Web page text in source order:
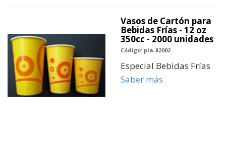
Vasos de Cartón para
Bebidas Frías - 12 oz
350cc - 2000 unidades
Código: pla-82002
Especial Bebidas Frías
Saber más